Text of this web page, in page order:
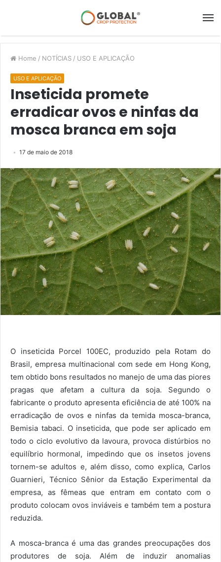
Home / NOTÍCIAS / USO E APLICAÇÃO
USO E APLICAÇÃO
Inseticida promete
erradicar ovos e ninfas da
mosca branca em soja
17 de maio de 2018
O inseticida Porcel 100EC, produzido pela Rotam do
Brasil, empresa multinacional com sede em Hong Kong,
tem obtido bons resultados no manejo de uma das piores
pragas que afetam a cultura da soja. Segundo o
fabricante o produto apresenta eficiência de até 100% na
erradicação de ovos e ninfas da temida mosca-branca,
Bemisia tabaci. O inseticida, que pode ser aplicado em
todo o ciclo evolutivo da lavoura, provoca distúrbios no
equilíbrio hormonal, impedindo que os insetos jovens
tornem-se adultos e, além disso, como explica, Carlos
Guarnieri, Técnico Sênior da Estação Experimental da
empresa, as fêmeas que entram em contato com o
produto colocam ovos inviáveis e também tem a postura
reduzida.
A mosca-branca é uma das grandes preocupações dos
produtores de soja. Além de induzir anomalias